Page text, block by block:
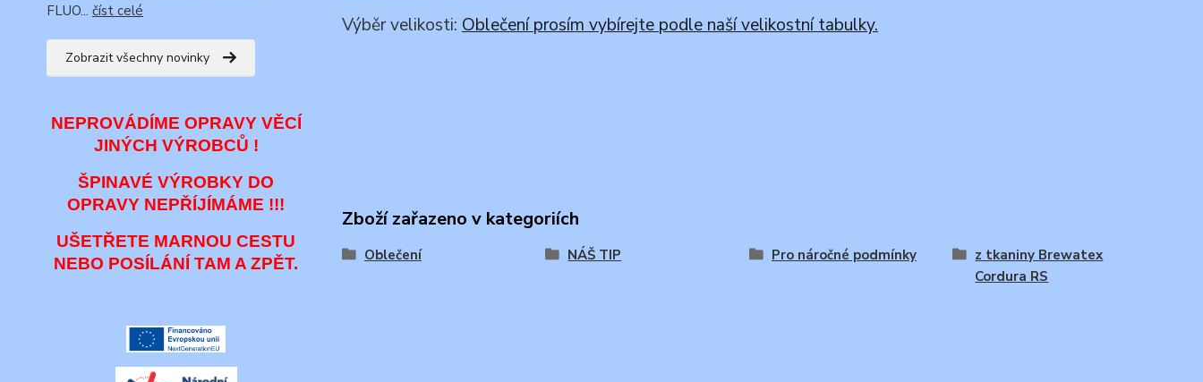
FLUO... číst celé
Zobrazit všechny novinky
NEPROVÁDÍME OPRAVY VĚCÍ
JINÝCH VÝROBCŮ !
ŠPINAVÉ VÝROBKY DO
OPRAVY NEPŘÍJÍMÁME !!!
UŠETŘETE MARNOU CESTU
NEBO POSÍLÁNÍ TAM A ZPĚT.
Výběr velikosti: Oblečení prosím vybírejte podle naší velikostní tabulky.
Zboží zařazeno v kategoriích
Oblečení NÁŠ TIP Pro náročné podmínky
z tkaniny Brewatex
Cordura RS